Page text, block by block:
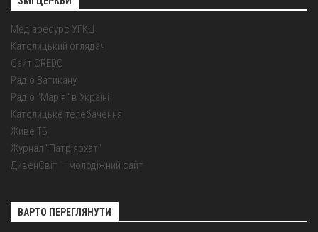
Медіаресурс УГКЦ
Католицький оглядач
Сайт CREDO
Радіо Ватикану
Радіо "Марія" в Україні
Католицьке телебачення
Живе ТБ
Журнал "Патріярхат"
ДивенСвіт — молодіжний сайт
ВАРТО ПЕРЕГЛЯНУТИ